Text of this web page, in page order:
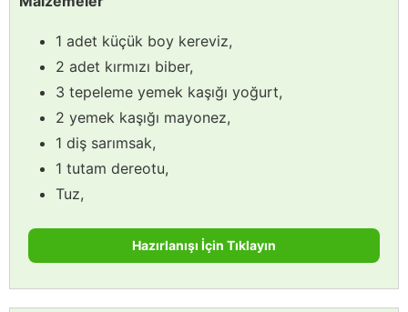
1 adet küçük boy kereviz,
2 adet kırmızı biber,
3 tepeleme yemek kaşığı yoğurt,
2 yemek kaşığı mayonez,
1 diş sarımsak,
1 tutam dereotu,
Tuz,
Hazırlanışı İçin Tıklayın